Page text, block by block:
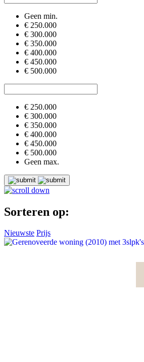
Geen min.
€ 250.000
€ 300.000
€ 350.000
€ 400.000
€ 450.000
€ 500.000
€ 250.000
€ 300.000
€ 350.000
€ 400.000
€ 450.000
€ 500.000
Geen max.
Sorteren op:
Nieuwste Prijs